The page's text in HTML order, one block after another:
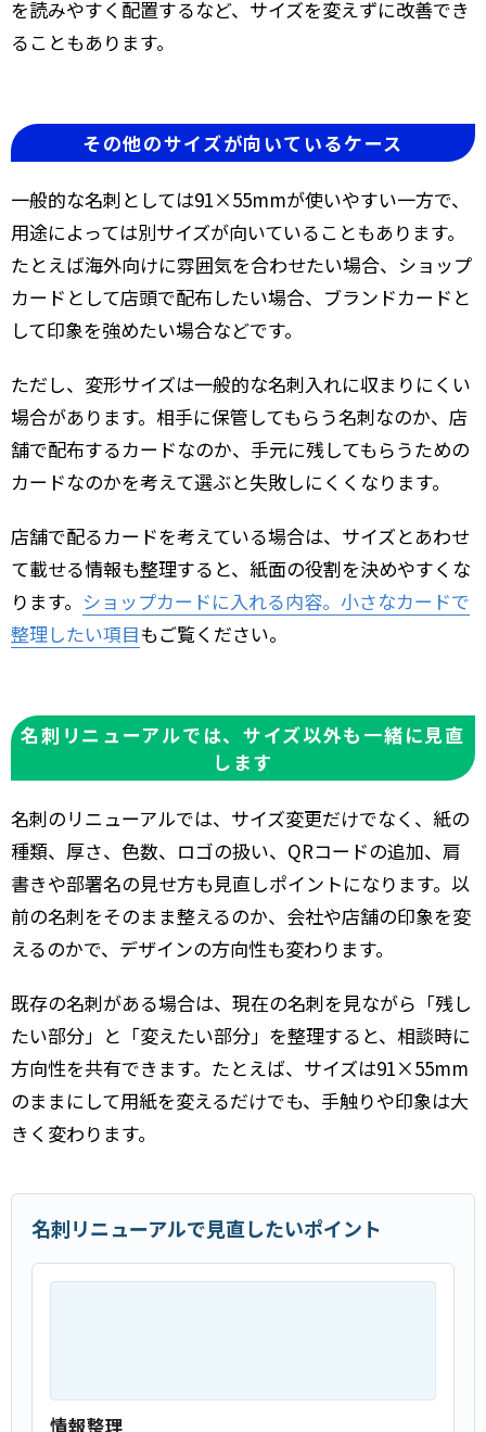
を読みやすく配置するなど、サイズを変えずに改善でき
ることもあります。
その他のサイズが向いているケース
一般的な名刺としては91×55mmが使いやすい一方で、
用途によっては別サイズが向いていることもあります。
たとえば海外向けに雰囲気を合わせたい場合、ショップ
カードとして店頭で配布したい場合、ブランドカードと
して印象を強めたい場合などです。
ただし、変形サイズは一般的な名刺入れに収まりにくい
場合があります。相手に保管してもらう名刺なのか、店
舗で配布するカードなのか、手元に残してもらうための
カードなのかを考えて選ぶと失敗しにくくなります。
店舗で配るカードを考えている場合は、サイズとあわせ
て載せる情報も整理すると、紙面の役割を決めやすくな
ります。 ショップカードに入れる内容。小さなカードで
整理したい項目もご覧ください。
名刺リニューアルでは、サイズ以外も一緒に見直
します
名刺のリニューアルでは、サイズ変更だけでなく、紙の
種類、厚さ、色数、ロゴの扱い、QRコードの追加、肩
書きや部署名の見せ方も見直しポイントになります。以
前の名刺をそのまま整えるのか、会社や店舗の印象を変
えるのかで、デザインの方向性も変わります。
既存の名刺がある場合は、現在の名刺を見ながら「残し
たい部分」と「変えたい部分」を整理すると、相談時に
方向性を共有できます。たとえば、サイズは91×55mm
のままにして用紙を変えるだけでも、手触りや印象は大
きく変わります。
名刺リニューアルで見直したいポイント
情報整理